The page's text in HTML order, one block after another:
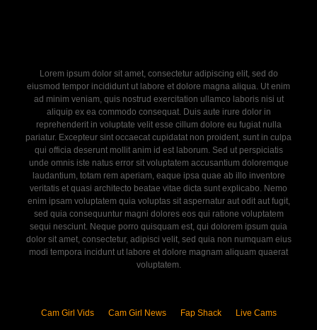
Lorem ipsum dolor sit amet, consectetur adipiscing elit, sed do
eiusmod tempor incididunt ut labore et dolore magna aliqua. Ut enim
ad minim veniam, quis nostrud exercitation ullamco laboris nisi ut
aliquip ex ea commodo consequat. Duis aute irure dolor in
reprehenderit in voluptate velit esse cillum dolore eu fugiat nulla
pariatur. Excepteur sint occaecat cupidatat non proident, sunt in culpa
qui officia deserunt mollit anim id est laborum. Sed ut perspiciatis
unde omnis iste natus error sit voluptatem accusantium doloremque
laudantium, totam rem aperiam, eaque ipsa quae ab illo inventore
veritatis et quasi architecto beatae vitae dicta sunt explicabo. Nemo
enim ipsam voluptatem quia voluptas sit aspernatur aut odit aut fugit,
sed quia consequuntur magni dolores eos qui ratione voluptatem
sequi nesciunt. Neque porro quisquam est, qui dolorem ipsum quia
dolor sit amet, consectetur, adipisci velit, sed quia non numquam eius
modi tempora incidunt ut labore et dolore magnam aliquam quaerat
voluptatem.
Cam Girl Vids Cam Girl News Fap Shack Live Cams